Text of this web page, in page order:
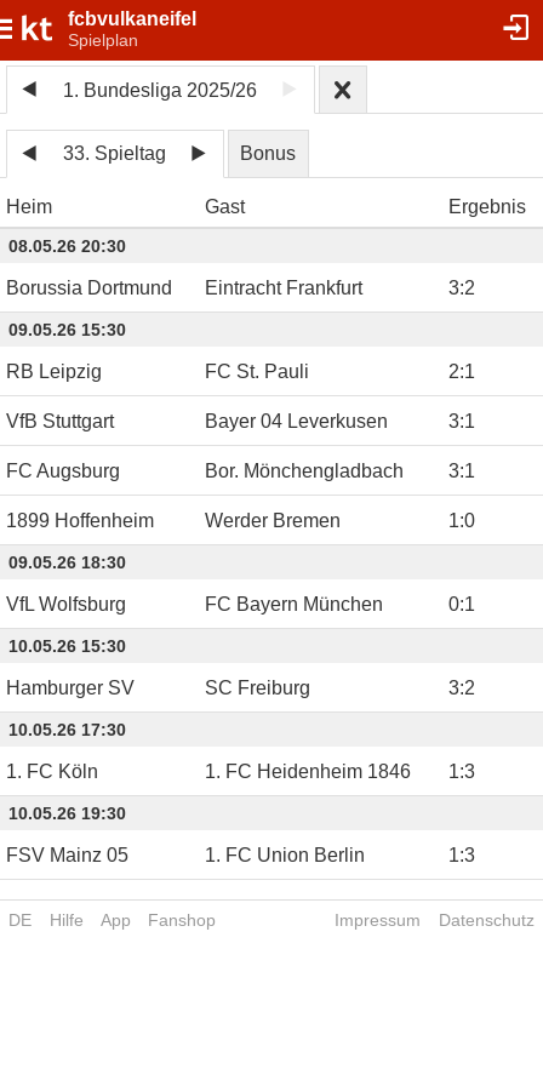
fcbvulkaneifel
Spielplan
1. Bundesliga 2025/26
33. Spieltag Bonus
Heim Gast Ergebnis
08.05.26 20:30
Borussia Dortmund Eintracht Frankfurt 3:2
09.05.26 15:30
RB Leipzig FC St. Pauli 2:1
VfB Stuttgart Bayer 04 Leverkusen 3:1
FC Augsburg Bor. Mönchengladbach 3:1
1899 Hoffenheim Werder Bremen 1:0
09.05.26 18:30
VfL Wolfsburg FC Bayern München 0:1
10.05.26 15:30
Hamburger SV SC Freiburg 3:2
10.05.26 17:30
1. FC Köln 1. FC Heidenheim 1846 1:3
10.05.26 19:30
FSV Mainz 05 1. FC Union Berlin 1:3
DE Hilfe App Fanshop Impressum Datenschutz